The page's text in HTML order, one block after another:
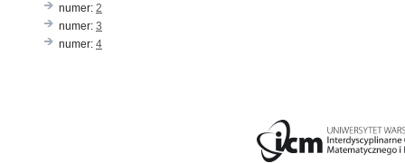
numer: 2
numer: 3
numer: 4